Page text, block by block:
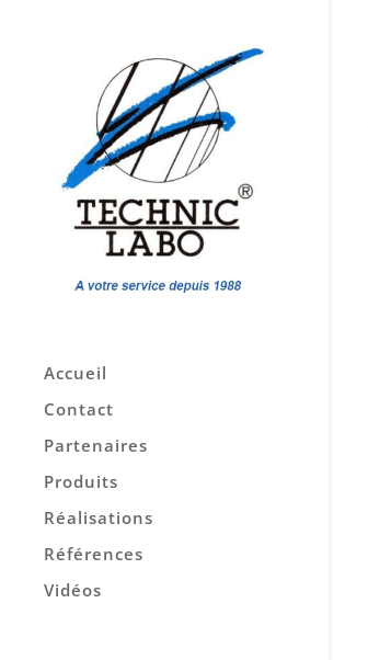
Accueil
Contact
Partenaires
Produits
Réalisations
Références
Vidéos